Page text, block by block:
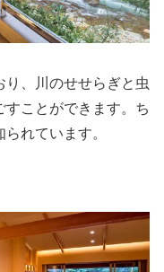
、川のせせらぎと虫
ことができます。ち
れています。